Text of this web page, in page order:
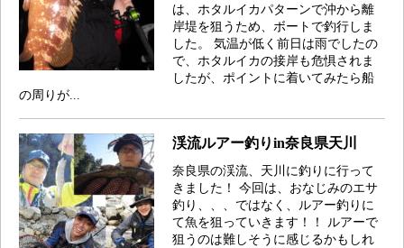
は、ホタルイカパターンで沖から離
岸堤を狙うため、ボートで釣行しま
した。 気温が低く前日は雨でしたの
で、ホタルイカの接岸も危惧されま
したが、ポイントに着いてみたら船
の周りが...
渓流ルアー釣りin奈良県天川
奈良県の渓流、天川に釣りに行って
きました！ 今回は、おなじみのエサ
釣り、、、ではなく、ルアー釣りに
て魚を狙っていきます！！ ルアーで
狙うのは難しそうに感じるかもしれ